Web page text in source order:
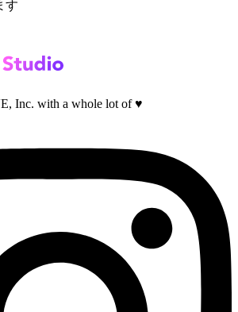
す
Inc. with a whole lot of ♥